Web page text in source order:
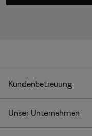
Kundenbetreuung
Unser Unternehmen